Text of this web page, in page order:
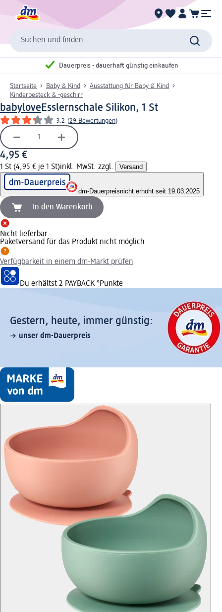
Suchen und finden
Dauerpreis - dauerhaft günstig einkaufen
Startseite Baby & Kind
Ausstattung für Baby & Kind
Kinderbesteck & -geschirr
babyloveEsslernschale Silikon, 1 St
3.2 (29 Bewertungen)
4,95 €
1 St (4,95 € je 1 St)inkl. MwSt. zzgl. Versand
dm-Dauerpreisnicht erhöht seit 19.03.2025
In den Warenkorb
Nicht lieferbar
Paketversand für das Produkt nicht möglich
Verfügbarkeit in einem dm-Markt prüfen
Du erhältst 2 PAYBACK °Punkte
Gestern, heute, immer günstig:
unser dm-Dauerpreis